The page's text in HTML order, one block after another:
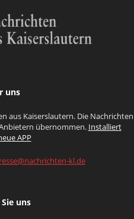
uns
aus Kaiserslautern. Die Nachrichten
übernommen. Installiert
APP
kl.de
uns